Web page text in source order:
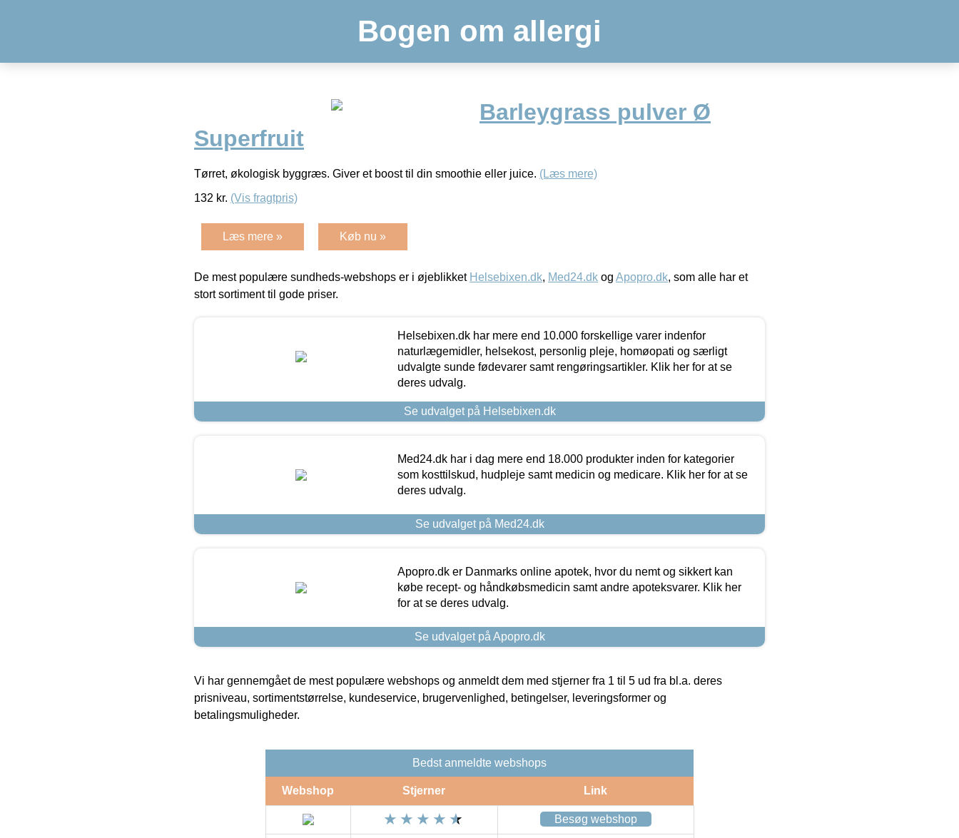
Bogen om allergi
Barleygrass pulver Ø
Superfruit
Tørret, økologisk byggræs. Giver et boost til din smoothie eller juice. (Læs mere)
132 kr. (Vis fragtpris)
Læs mere » Køb nu »
De mest populære sundheds-webshops er i øjeblikket Helsebixen.dk, Med24.dk og Apopro.dk, som alle har et
stort sortiment til gode priser.
Helsebixen.dk har mere end 10.000 forskellige varer indenfor
naturlægemidler, helsekost, personlig pleje, homøopati og særligt
udvalgte sunde fødevarer samt rengøringsartikler. Klik her for at se
deres udvalg.
Se udvalget på Helsebixen.dk
Med24.dk har i dag mere end 18.000 produkter inden for kategorier
som kosttilskud, hudpleje samt medicin og medicare. Klik her for at se
deres udvalg.
Se udvalget på Med24.dk
Apopro.dk er Danmarks online apotek, hvor du nemt og sikkert kan
købe recept- og håndkøbsmedicin samt andre apoteksvarer. Klik her
for at se deres udvalg.
Se udvalget på Apopro.dk
Vi har gennemgået de mest populære webshops og anmeldt dem med stjerner fra 1 til 5 ud fra bl.a. deres
prisniveau, sortimentstørrelse, kundeservice, brugervenlighed, betingelser, leveringsformer og
betalingsmuligheder.
Bedst anmeldte webshops
Webshop Stjerner Link
Besøg webshop